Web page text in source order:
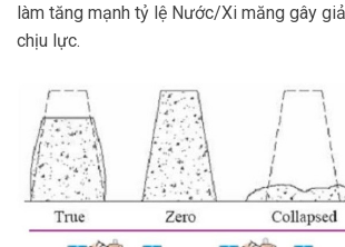
làm tăng mạnh tỷ lệ Nước/Xi măng gây
chịu lực.